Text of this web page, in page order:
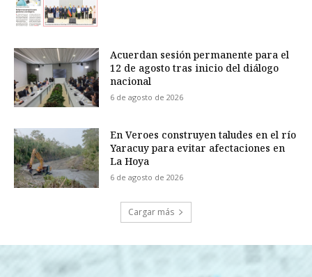
Acuerdan sesión permanente para el
12 de agosto tras inicio del diálogo
nacional
6 de agosto de 2026
En Veroes construyen taludes en el río
Yaracuy para evitar afectaciones en
La Hoya
6 de agosto de 2026
Cargar más